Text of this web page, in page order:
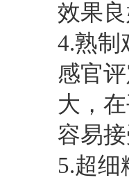
效果
4.熟制
感官
大，
容易
5.超